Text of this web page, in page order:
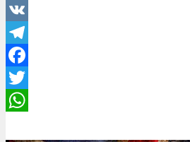
VK
Telegram
Facebook
Twitter